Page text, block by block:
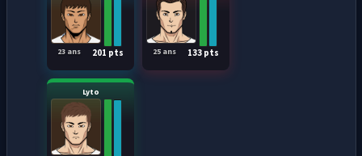
201 pts
23 ans 133 pts
25 ans
Lyto